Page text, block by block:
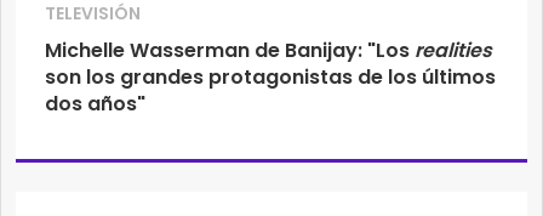
TELEVISIÓN
Michelle Wasserman de Banijay: "Los realities
son los grandes protagonistas de los últimos
dos años"